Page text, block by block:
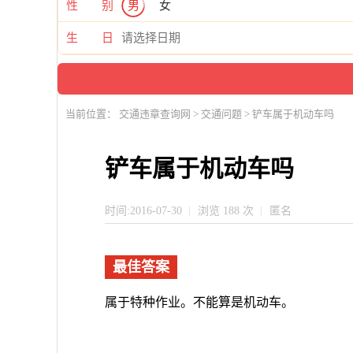
性 别 男 女
生 日
当前位置： 交通违章查询网 > 交通问题 > 铲车属于机动车吗
铲车属于机动车吗
时间:2016-07-30 浏览 188 次 匿名
最佳答案
属于特种作业。不能算是机动车。